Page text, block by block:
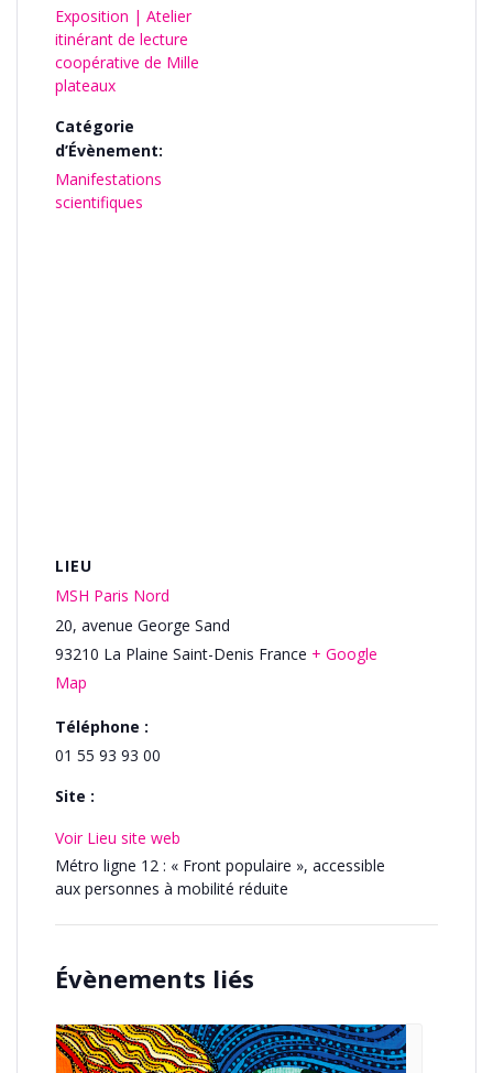
Exposition | Atelier
itinérant de lecture
coopérative de Mille
plateaux
Catégorie
d’Évènement:
Manifestations
scientifiques
LIEU
MSH Paris Nord
20, avenue George Sand
93210 La Plaine Saint-Denis France + Google
Map
Téléphone :
01 55 93 93 00
Site :
Voir Lieu site web
Métro ligne 12 : « Front populaire », accessible
aux personnes à mobilité réduite
Évènements liés